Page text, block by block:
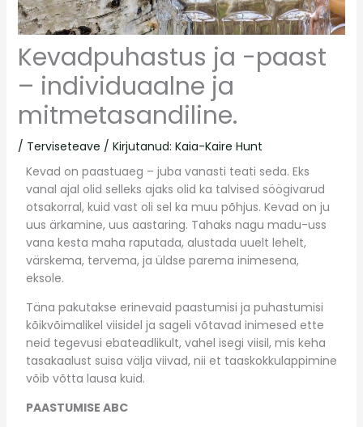
Kevadpuhastus ja -paast
– individuaalne ja
mitmetasandiline.
/ Terviseteave / Kirjutanud: Kaia-Kaire Hunt
Kevad on paastuaeg – juba vanasti teati seda. Eks
vanal ajal olid selleks ajaks olid ka talvised söögivarud
otsakorral, kuid vast oli sel ka muu põhjus. Kevad on ju
uus ärkamine, uus aastaring. Tahaks nagu madu-uss
vana kesta maha raputada, alustada uuelt lehelt,
värskema, tervema, ja üldse parema inimesena,
eksole.
Täna pakutakse erinevaid paastumisi ja puhastumisi
kõikvõimalikel viisidel ja sageli võtavad inimesed ette
neid tegevusi ebateadlikult, vahel isegi viisil, mis keha
tasakaalust suisa välja viivad, nii et taaskokkulappimine
võib võtta lausa kuid.
PAASTUMISE ABC